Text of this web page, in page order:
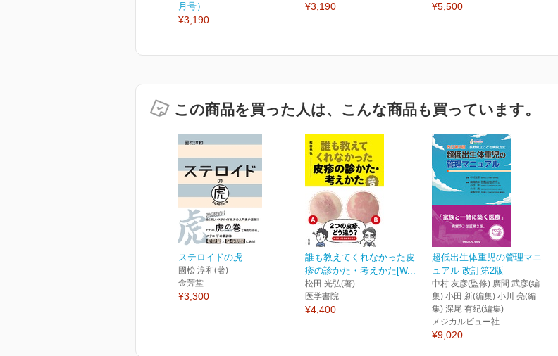
月号）
¥3,190
¥3,190 ¥5,500
この商品を買った人は、こんな商品も買っています。
ステロイドの虎
國松 淳和(著)
金芳堂
¥3,300
誰も教えてくれなかった皮
疹の診かた・考えかた[W...
松田 光弘(著)
医学書院
¥4,400
超低出生体重児の管理マニ
ュアル 改訂第2版
中村 友彦(監修) 廣間 武彦(編
集) 小田 新(編集) 小川 亮(編
集) 深尾 有紀(編集)
メジカルビュー社
¥9,020